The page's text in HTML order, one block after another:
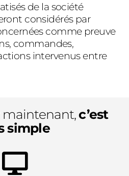
de la société
considérés par
comme preuve
commandes,
intervenus entre
maintenant,c’est
simple